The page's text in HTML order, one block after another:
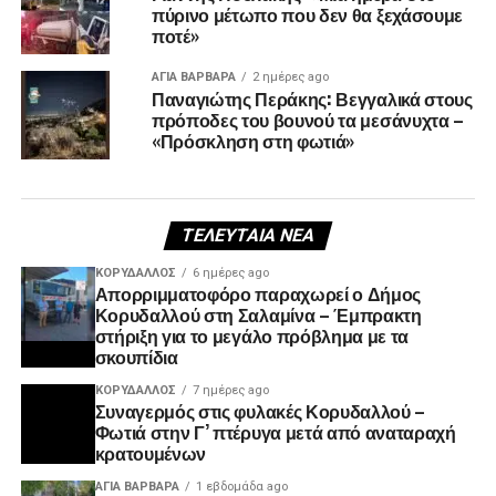
πύρινο μέτωπο που δεν θα ξεχάσουμε
ποτέ»
ΑΓΙΑ ΒΑΡΒΑΡΑ 2 ημέρες ago
Παναγιώτης Περάκης: Βεγγαλικά στους
πρόποδες του βουνού τα μεσάνυχτα –
«Πρόσκληση στη φωτιά»
ΤΕΛΕΥΤΑΊΑ ΝΈΑ
ΚΟΡΥΔΑΛΛΟΣ 6 ημέρες ago
Απορριμματοφόρο παραχωρεί ο Δήμος
Κορυδαλλού στη Σαλαμίνα – Έμπρακτη
στήριξη για το μεγάλο πρόβλημα με τα
σκουπίδια
ΚΟΡΥΔΑΛΛΟΣ 7 ημέρες ago
Συναγερμός στις φυλακές Κορυδαλλού –
Φωτιά στην Γ’ πτέρυγα μετά από αναταραχή
κρατουμένων
ΑΓΙΑ ΒΑΡΒΑΡΑ 1 εβδομάδα ago